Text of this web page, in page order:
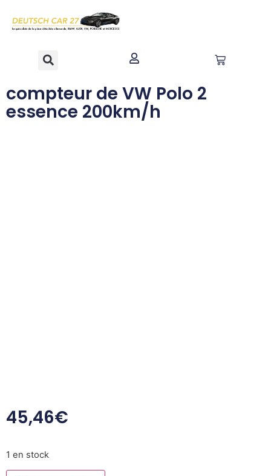
principal
compteur de VW Polo 2
essence 200km/h
45,46€
1 en stock